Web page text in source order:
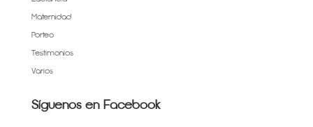
Maternidad
Porteo
Testimonios
Varios
Síguenos en Facebook